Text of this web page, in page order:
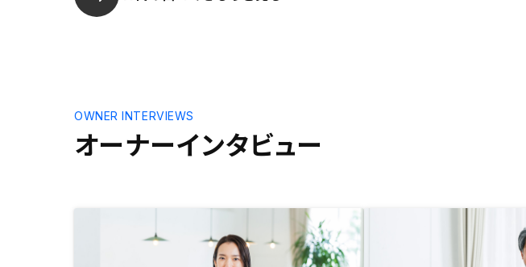
オーナーインタビュー
OWNER INTERVIEWS